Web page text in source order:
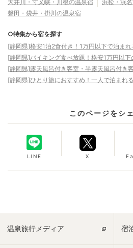
大井川・寸又峡・川根の温泉宿
浜松・浜
磐田・袋井・掛川の温泉宿
○特集から宿を探す
[静岡県]格安1泊2食付き！1万円以下で泊ま
[静岡県]バイキング食べ放題！格安1万円以
[静岡県]露天風呂付き客室・半露天風呂付き
[静岡県]ひとり旅におすすめ！一人で泊まれ
このページをシ
LINE X
温泉旅行メディア 宿